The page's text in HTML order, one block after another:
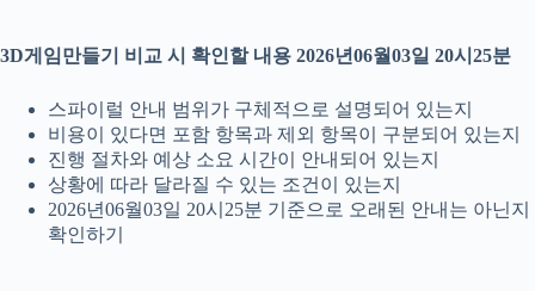
3D게임만들기 비교 시 확인할 내용 2026년06월03일 20시25분
스파이럴 안내 범위가 구체적으로 설명되어 있는지
비용이 있다면 포함 항목과 제외 항목이 구분되어 있는지
진행 절차와 예상 소요 시간이 안내되어 있는지
상황에 따라 달라질 수 있는 조건이 있는지
2026년06월03일 20시25분 기준으로 오래된 안내는 아닌지
확인하기